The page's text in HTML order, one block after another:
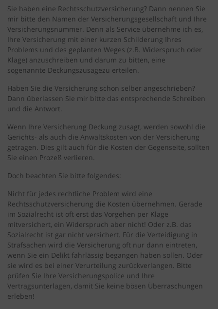
Sie haben eine Rechtsschutzversicherung? Dann nennen Sie
mir bitte den Namen der Versicherungsgesellschaft und Ihre
Versicherungsnummer. Denn als Service übernehme ich es,
Ihre Versicherung mit einer kurzen Schilderung Ihres
Problems und des geplanten Weges (z.B. Widerspruch oder
Klage) anzuschreiben und darum zu bitten, eine
sogenannte Deckungszusagezu erteilen.
Haben Sie die Versicherung schon selber angeschrieben?
Dann überlassen Sie mir bitte das entsprechende Schreiben
und die Antwort.
Wenn Ihre Versicherung Deckung zusagt, werden sowohl die
Gerichts- als auch die Anwaltskosten von der Versicherung
getragen. Dies gilt auch für die Kosten der Gegenseite, sollten
Sie einen Prozeß verlieren.
Doch beachten Sie bitte folgendes:
Nicht für jedes rechtliche Problem wird eine
Rechtsschutzversicherung die Kosten übernehmen. Gerade
im Sozialrecht ist oft erst das Vorgehen per Klage
mitversichert, ein Widerspruch aber nicht! Oder z.B. das
Sozialrecht ist gar nicht versichert. Für die Verteidigung in
Strafsachen wird die Versicherung oft nur dann eintreten,
wenn Sie ein Delikt fahrlässig begangen haben sollen. Oder
sie wird es bei einer Verurteilung zurückverlangen. Bitte
prüfen Sie Ihre Versicherungspolice und Ihre
Vertragsunterlagen, damit Sie keine bösen Überraschungen
erleben!